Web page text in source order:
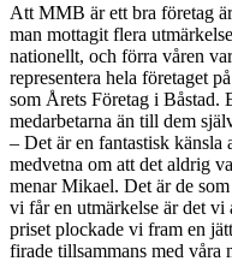
Att MMB är ett bra företag
man mottagit flera
nationellt, och förra våren
representera hela företaget
som Årets Företag i Båstad.
medarbetarna än till dem
– Det är en fantastisk känsla
medvetna om att det aldrig
menar Mikael. Det är de
vi får en utmärkelse är det
priset plockade vi fram en
firade tillsammans med våra